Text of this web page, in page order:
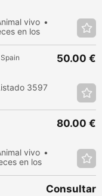
vivo
en los
3597
50.00 €
vivo
en los
80.00 €
Consultar